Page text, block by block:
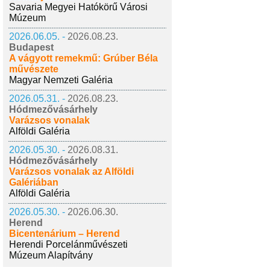
Savaria Megyei Hatókörű Városi
Múzeum
2026.06.05. - 2026.08.23.
Budapest
A vágyott remekmű: Grúber Béla
művészete
Magyar Nemzeti Galéria
2026.05.31. - 2026.08.23.
Hódmezővásárhely
Varázsos vonalak
Alföldi Galéria
2026.05.30. - 2026.08.31.
Hódmezővásárhely
Varázsos vonalak az Alföldi
Galériában
Alföldi Galéria
2026.05.30. - 2026.06.30.
Herend
Bicentenárium – Herend
Herendi Porcelánművészeti
Múzeum Alapítvány